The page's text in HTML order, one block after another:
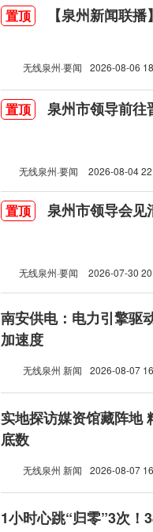
置顶 【泉州新闻联
无线泉州·要闻 2026-08-06
置顶 泉州市领导前往
无线泉州·要闻 2026-08-04
置顶 泉州市领导会见
无线泉州·要闻 2026-07-30
南安供电：电力引擎驱动 “舌尖产业”
加速度
无线泉州 新闻 2026-08-07
实地探访媒资馆藏阵地
底数
无线泉州 新闻 2026-08-07
1小时心跳“归零”3次！